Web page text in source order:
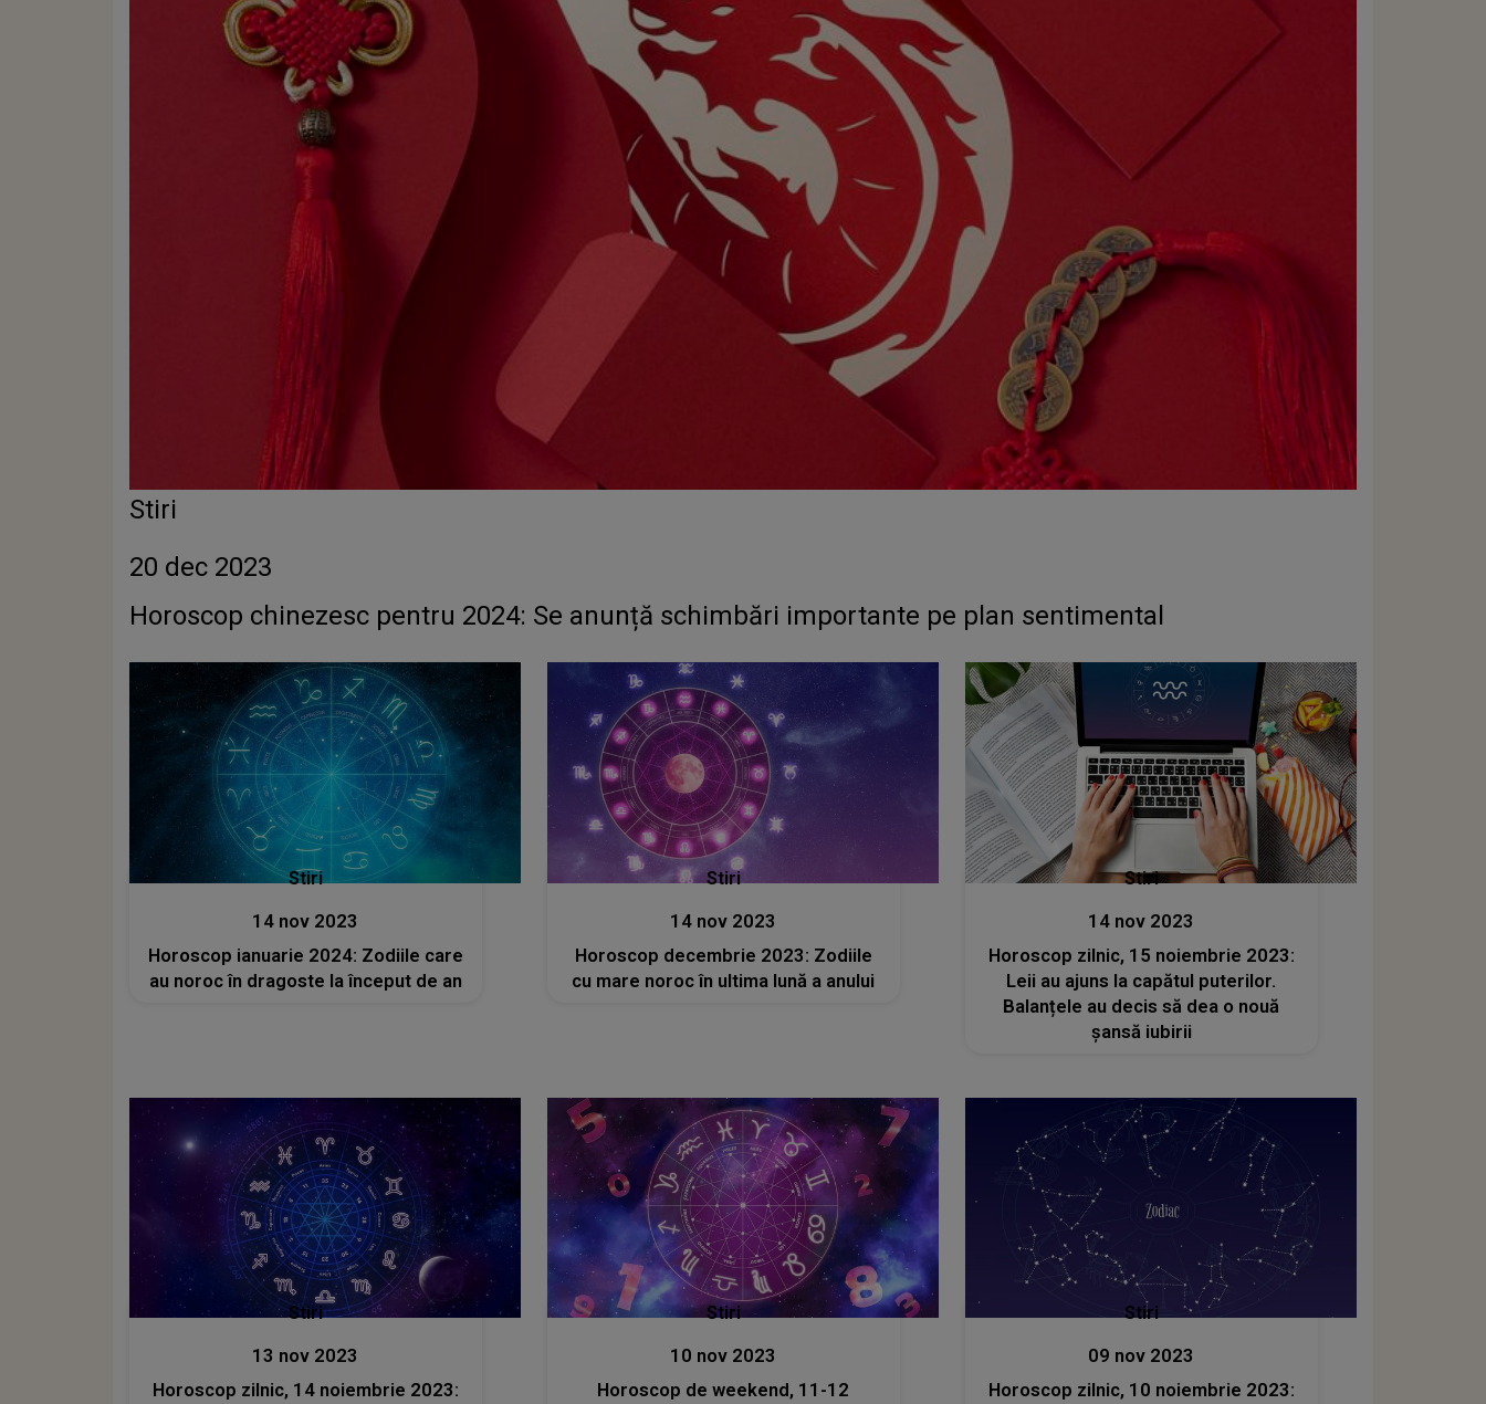
Stiri
20 dec 2023
Horoscop chinezesc pentru 2024: Se anunță schimbări importante pe plan sentimental
Stiri
14 nov 2023
Horoscop ianuarie 2024: Zodiile care
au noroc în dragoste la început de an
Stiri
14 nov 2023
Horoscop decembrie 2023: Zodiile
cu mare noroc în ultima lună a anului
Stiri
14 nov 2023
Horoscop zilnic, 15 noiembrie 2023:
Leii au ajuns la capătul puterilor.
Balanțele au decis să dea o nouă
șansă iubirii
Stiri
13 nov 2023
Horoscop zilnic, 14 noiembrie 2023:
Stiri
10 nov 2023
Horoscop de weekend, 11-12
Stiri
09 nov 2023
Horoscop zilnic, 10 noiembrie 2023: